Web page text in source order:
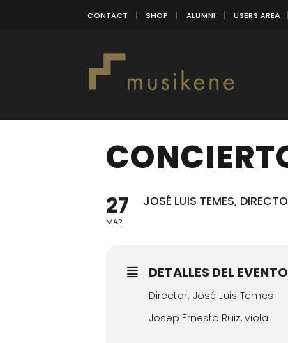
CONTACT SHOP ALUMNI USERS AREA
27
MAR
JOSÉ LUIS TEMES,
DETALLES DEL EVENTO
Director: José Luis Temes
Josep Ernesto Ruiz, viola